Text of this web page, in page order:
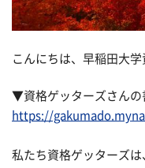
こんにちは、早稲田大学
▼資格ゲッターズさんの
https://
私たち資格ゲッターズ